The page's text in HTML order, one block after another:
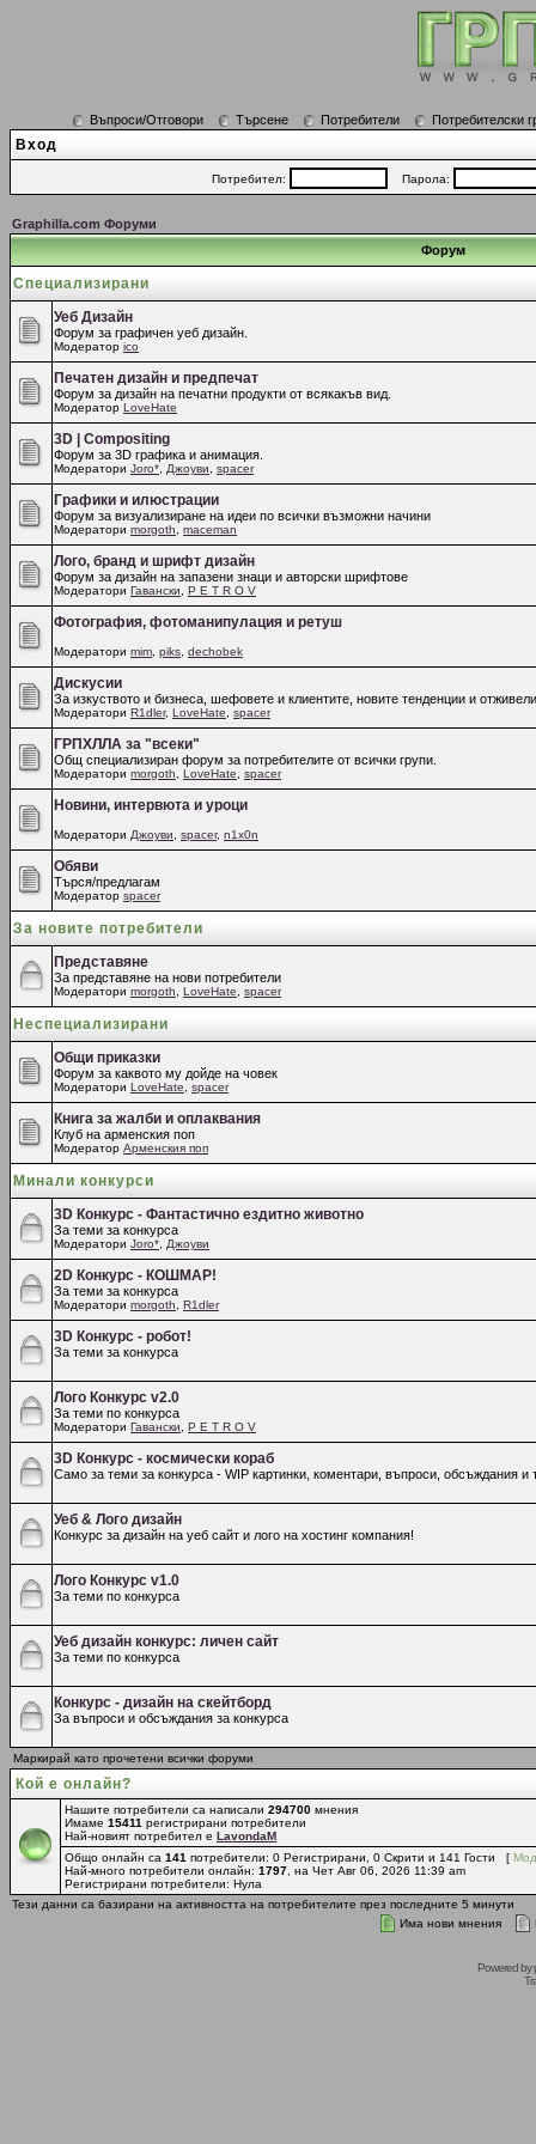
Въпроси/Отговори Търсене Потребители Потребителски
Вход
Потребител: Парола:
Graphilla.com Форуми
Форум
Специализирани
Уеб Дизайн
Форум за графичен уеб дизайн.
Модератор ico
Печатен дизайн и предпечат
Форум за дизайн на печатни продукти от всякакъв вид.
Модератор LoveHate
3D | Compositing
Форум за 3D графика и анимация.
Модератори Joro* Джоуви spacer
Графики и илюстрации
Форум за визуализиране на идеи по всички възможни начини
Модератори morgoth maceman
Лого, бранд и шрифт дизайн
Форум за дизайн на запазени знаци и авторски шрифтове
Модератори Гавански P E T R O V
Фотография, фотоманипулация и ретуш
Модератори mim piks dechobek
Дискусии
За изкуството и бизнеса, шефовете и клиентите, новите тенденции и
Модератори R1dler, LoveHate spacer
ГРПХЛЛА за "всеки"
Общ специализиран форум за потребителите от всички групи.
Модератори morgoth LoveHate spacer
Новини, интервюта и уроци
Модератори Джоуви spacer, n1x0n
Обяви
Търся/предлагам
Модератор spacer
За новите потребители
Представяне
За представяне на нови потребители
Модератори morgoth LoveHate spacer
Неспециализирани
Общи приказки
Форум за каквото му дойде на човек
Модератори LoveHate spacer
Книга за жалби и оплаквания
Клуб на арменския поп
Модератор Арменския поп
Минали конкурси
3D Конкурс - Фантастично ездитно животно
За теми за конкурса
Модератори Joro* Джоуви
2D Конкурс - КОШМАР!
За теми за конкурса
Модератори morgoth R1dler
3D Конкурс - робот!
За теми за конкурса
Лого Конкурс v2.0
За теми по конкурса
Модератори Гавански P E T R O V
3D Конкурс - космически кораб
Само за теми за конкурса - WIP картинки, коментари, въпроси, обсъждания и
Уеб & Лого дизайн
Конкурс за дизайн на уеб сайт и лого на хостинг компания!
Лого Конкурс v1.0
За теми по конкурса
Уеб дизайн конкурс: личен сайт
За теми по конкурса
Конкурс - дизайн на скейтборд
За въпроси и обсъждания за конкурса
Маркирай като прочетени всички форуми
Кой е онлайн?
Нашите потребители са написали 294700 мнения
Имаме 15411 регистрирани потребители
Най-новият потребител е LavondaM
Общо онлайн са 141 потребители: 0 Регистрирани, 0 Скрити и 141 Гости [
Най-много потребители онлайн: 1797 , на Чет Авг 06, 2026 11:39 am
Регистрирани потребители: Нула
Тези данни са базирани на активността на потребителите през последните 5 минути
Има нови мнения
Powered by